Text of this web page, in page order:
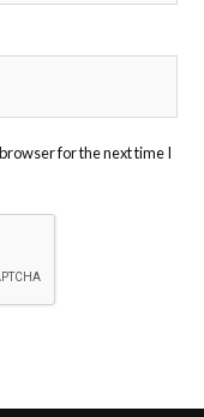
for the next time I